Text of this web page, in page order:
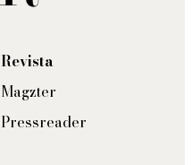
Revista
Magzter
Pressreader